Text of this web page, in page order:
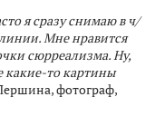
я сразу снимаю в ч/
линии. Мне нравится
сюрреализма. Ну,
то картины
фотограф,